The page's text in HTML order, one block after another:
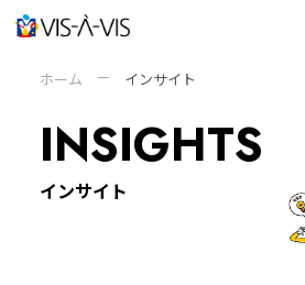
INSIGHTS
DOMAIN
COMPANY +
ホーム インサイト
INSIGHTS
インサイト